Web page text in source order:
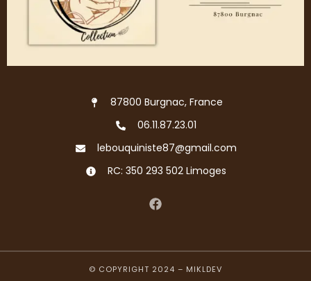
87800 Burgnac, France
06.11.87.23.01
lebouquiniste87@gmail.com
RC: 350 293 502 Limoges
© COPYRIGHT 2024 – MIKLDEV